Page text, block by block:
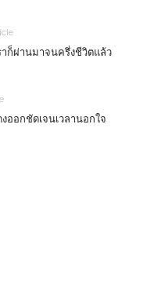
าก็ผ่านมาจนครึ่งชีวิตแล้ว
ออกชัดเจนเวลานอกใจ